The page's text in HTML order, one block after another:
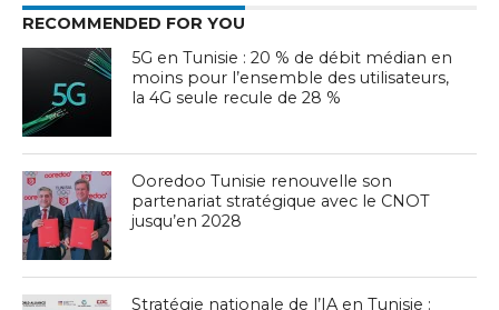
RECOMMENDED FOR YOU
5G en Tunisie : 20 % de débit médian en
moins pour l’ensemble des utilisateurs,
la 4G seule recule de 28 %
Ooredoo Tunisie renouvelle son
partenariat stratégique avec le CNOT
jusqu’en 2028
Stratégie nationale de l’IA en Tunisie :